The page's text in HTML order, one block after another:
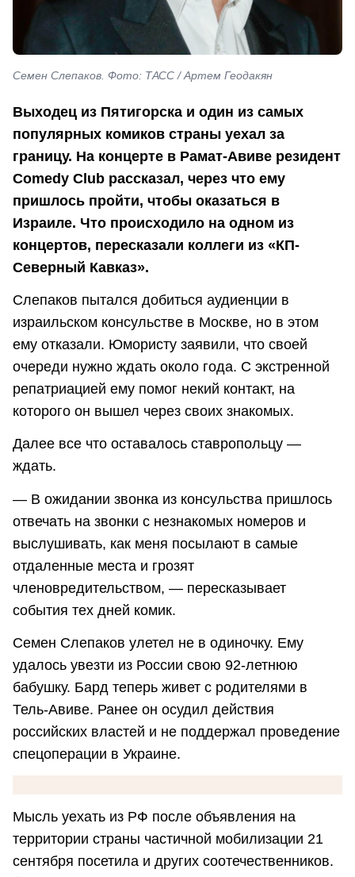
Семен Слепаков. Фото: ТАСС / Артем Геодакян
Выходец из Пятигорска и один из самых
популярных комиков страны уехал за
границу. На концерте в Рамат-Авиве резидент
Comedy Club рассказал, через что ему
пришлось пройти, чтобы оказаться в
Израиле. Что происходило на одном из
концертов, пересказали коллеги из «КП-
Северный Кавказ».
Слепаков пытался добиться аудиенции в
израильском консульстве в Москве, но в этом
ему отказали. Юмористу заявили, что своей
очереди нужно ждать около года. С экстренной
репатриацией ему помог некий контакт, на
которого он вышел через своих знакомых.
Далее все что оставалось ставропольцу ―
ждать.
― В ожидании звонка из консульства пришлось
отвечать на звонки с незнакомых номеров и
выслушивать, как меня посылают в самые
отдаленные места и грозят
членовредительством, ― пересказывает
события тех дней комик.
Семен Слепаков улетел не в одиночку. Ему
удалось увезти из России свою 92-летнюю
бабушку. Бард теперь живет с родителями в
Тель-Авиве. Ранее он осудил действия
российских властей и не поддержал проведение
спецоперации в Украине.
Мысль уехать из РФ после объявления на
территории страны частичной мобилизации 21
сентября посетила и других соотечественников.